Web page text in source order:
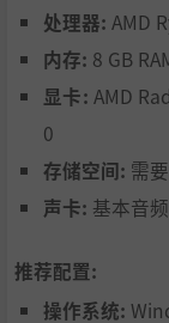
要怎样扩大领土
故事的自由度很
处理器: AMD
内存: 8 GB
显卡: AMD
0
存储空间: 需
声卡: 基本音
推荐配置:
操作系统: